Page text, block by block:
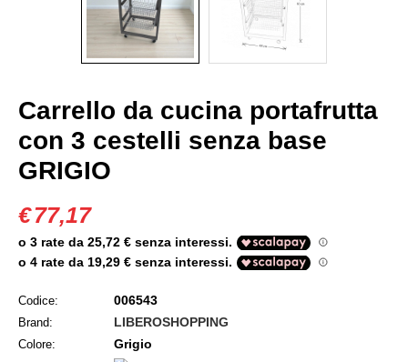
Carrello da cucina portafrutta
con 3 cestelli senza base
GRIGIO
€77,17
Codice: 006543
Brand: LIBEROSHOPPING
Colore: Grigio